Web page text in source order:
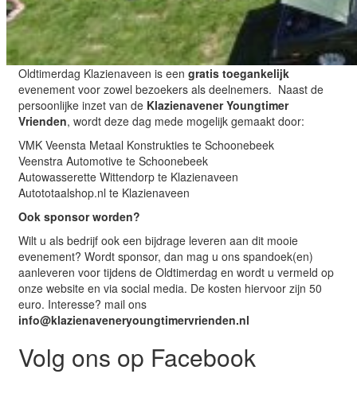
Oldtimerdag Klazienaveen is een gratis toegankelijk
evenement voor zowel bezoekers als deelnemers. Naast de
persoonlijke inzet van de Klazienavener Youngtimer
Vrienden, wordt deze dag mede mogelijk gemaakt door:
VMK Veensta Metaal Konstrukties te Schoonebeek
Veenstra Automotive te Schoonebeek
Autowasserette Wittendorp te Klazienaveen
Autototaalshop.nl te Klazienaveen
Ook sponsor worden?
Wilt u als bedrijf ook een bijdrage leveren aan dit mooie
evenement? Wordt sponsor, dan mag u ons spandoek(en)
aanleveren voor tijdens de Oldtimerdag en wordt u vermeld op
onze website en via social media. De kosten hiervoor zijn 50
euro. Interesse? mail ons
info@klazienaveneryoungtimervrienden.nl
Volg ons op Facebook